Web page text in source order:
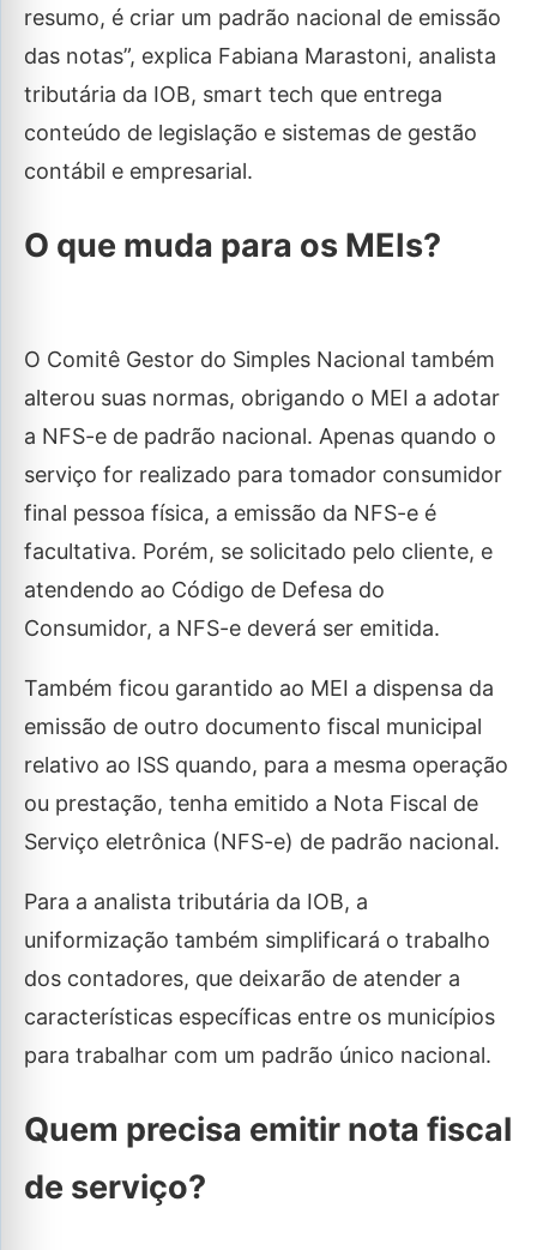
resumo, é criar um padrão nacional de emissão
das notas”, explica Fabiana Marastoni, analista
tributária da IOB, smart tech que entrega
conteúdo de legislação e sistemas de gestão
contábil e empresarial.
O que muda para os MEIs?
O Comitê Gestor do Simples Nacional também
alterou suas normas, obrigando o MEI a adotar
a NFS-e de padrão nacional. Apenas quando o
serviço for realizado para tomador consumidor
final pessoa física, a emissão da NFS-e é
facultativa. Porém, se solicitado pelo cliente, e
atendendo ao Código de Defesa do
Consumidor, a NFS-e deverá ser emitida.
Também ficou garantido ao MEI a dispensa da
emissão de outro documento fiscal municipal
relativo ao ISS quando, para a mesma operação
ou prestação, tenha emitido a Nota Fiscal de
Serviço eletrônica (NFS-e) de padrão nacional.
Para a analista tributária da IOB, a
uniformização também simplificará o trabalho
dos contadores, que deixarão de atender a
características específicas entre os municípios
para trabalhar com um padrão único nacional.
Quem precisa emitir nota fiscal
de serviço?